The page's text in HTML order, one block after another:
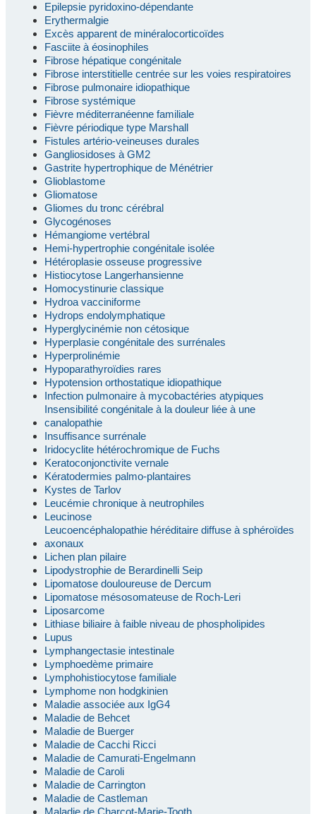
Epilepsie pyridoxino-dépendante
Erythermalgie
Excès apparent de minéralocorticoïdes
Fasciite à éosinophiles
Fibrose hépatique congénitale
Fibrose interstitielle centrée sur les voies respiratoires
Fibrose pulmonaire idiopathique
Fibrose systémique
Fièvre méditerranéenne familiale
Fièvre périodique type Marshall
Fistules artério-veineuses durales
Gangliosidoses à GM2
Gastrite hypertrophique de Ménétrier
Glioblastome
Gliomatose
Gliomes du tronc cérébral
Glycogénoses
Hémangiome vertébral
Hemi-hypertrophie congénitale isolée
Hétéroplasie osseuse progressive
Histiocytose Langerhansienne
Homocystinurie classique
Hydroa vacciniforme
Hydrops endolymphatique
Hyperglycinémie non cétosique
Hyperplasie congénitale des surrénales
Hyperprolinémie
Hypoparathyroïdies rares
Hypotension orthostatique idiopathique
Infection pulmonaire à mycobactéries atypiques
Insensibilité congénitale à la douleur liée à une
canalopathie
Insuffisance surrénale
Iridocyclite hétérochromique de Fuchs
Keratoconjonctivite vernale
Kératodermies palmo-plantaires
Kystes de Tarlov
Leucémie chronique à neutrophiles
Leucinose
Leucoencéphalopathie héréditaire diffuse à sphéroïdes
axonaux
Lichen plan pilaire
Lipodystrophie de Berardinelli Seip
Lipomatose douloureuse de Dercum
Lipomatose mésosomateuse de Roch-Leri
Liposarcome
Lithiase biliaire à faible niveau de phospholipides
Lupus
Lymphangectasie intestinale
Lymphoedème primaire
Lymphohistiocytose familiale
Lymphome non hodgkinien
Maladie associée aux IgG4
Maladie de Behcet
Maladie de Buerger
Maladie de Cacchi Ricci
Maladie de Camurati-Engelmann
Maladie de Caroli
Maladie de Carrington
Maladie de Castleman
Maladie de Charcot-Marie-Tooth